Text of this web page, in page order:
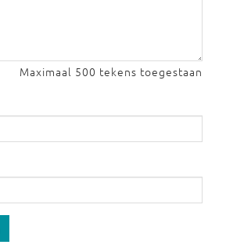
Maximaal 500 tekens toegestaan